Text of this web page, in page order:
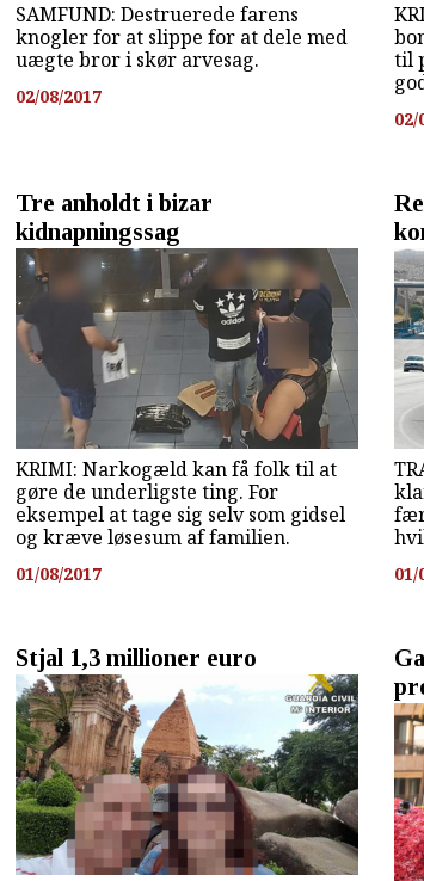
SAMFUND: Destruerede farens
knogler for at slippe for at dele med
uægte bror i skør arvesag.
02/08/2017
til
02/
Tre anholdt i bizar
kidnapningssag
KRIMI: Narkogæld kan få folk til at
gøre de underligste ting. For
eksempel at tage sig selv som gidsel
og kræve løsesum af familien.
01/08/2017 01/
Stjal 1,3 millioner euro